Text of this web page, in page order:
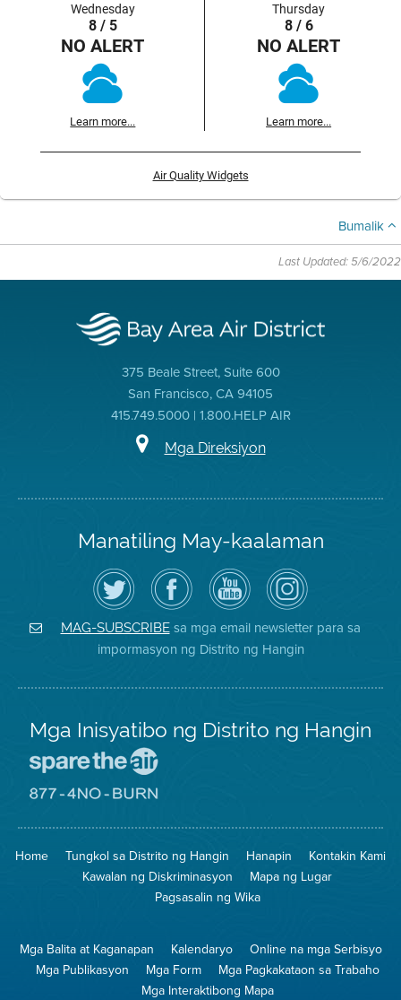
Wednesday
8 / 5
NO ALERT
Learn more...
Thursday
8 / 6
NO ALERT
Learn more...
Air Quality Widgets
Bumalik
Last Updated: 5/6/2022
375 Beale Street, Suite 600
San Francisco, CA 94105
415.749.5000 | 1.800.HELP AIR
Mga Direksiyon
Manatiling May-kaalaman
I-
follow
ang
Air
District
sa
Twitter
Bisitahin
ang
Page
sa
Facebook
ng
Distrito
Channel
sa
YouTube
ng
Air
District
Air
District
on
Instagram
MAG-SUBSCRIBEsa mga email newsletter para sa
impormasyon ng Distrito ng Hangin
Mga Inisyatibo ng Distrito ng Hangin
Iligtas
Hangin
8774
na
Pagsunog
Home Tungkol sa Distrito ng Hangin Hanapin
Kontakin Kami
Kawalan ng Diskriminasyon
Mapa ng Lugar
Pagsasalin ng Wika
Mga Balita at Kaganapan Kalendaryo
Online na mga Serbisyo
Mga Publikasyon
Mga Form
Mga Pagkakataon sa Trabaho
Mga Interaktibong Mapa